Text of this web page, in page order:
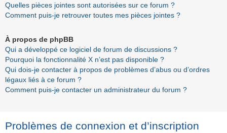
Quelles pièces jointes sont autorisées sur ce forum ?
Comment puis-je retrouver toutes mes pièces jointes ?
À propos de phpBB
Qui a développé ce logiciel de forum de discussions ?
Pourquoi la fonctionnalité X n’est pas disponible ?
Qui dois-je contacter à propos de problèmes d’abus ou d’ordres
légaux liés à ce forum ?
Comment puis-je contacter un administrateur du forum ?
Problèmes de connexion et d’inscription